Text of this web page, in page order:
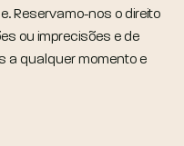
Reservamo-nos o direito
ou imprecisões e de
a qualquer momento e